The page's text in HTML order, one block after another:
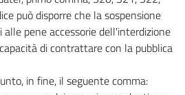
può disporre che la sospensione
pene accessorie dell'interdizione
di contrattare con la pubblica
in fine, il seguente comma: